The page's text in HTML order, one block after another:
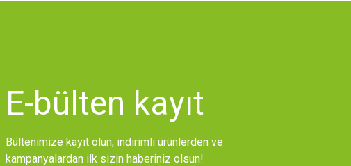
Bu ürüne benzer farklı alternatifler olmalı.
E-bülten kayıt
Bültenimize kayıt olun, indirimli ürünlerden ve
kampanyalardan ilk sizin haberiniz olsun!